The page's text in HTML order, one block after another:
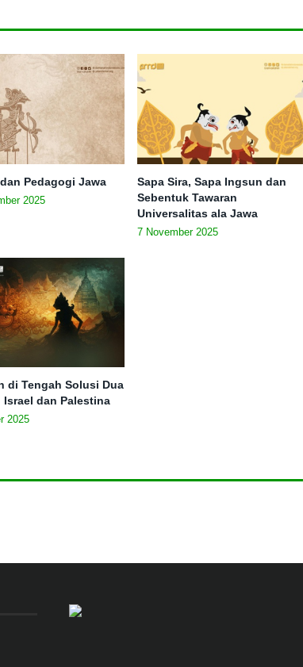
Pedagogi Jawa
2025
Sapa Sira, Sapa Ingsun dan
Sebentuk Tawaran
Universalitas ala Jawa
7 November 2025
di Tengah Solusi Dua
Israel dan Palestina
2025